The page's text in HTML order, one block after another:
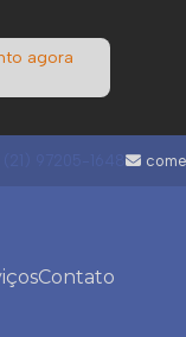
agora
Contato